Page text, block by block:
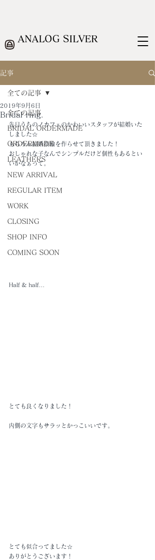
ANALOG SILVER
記事
全ての記事
BRIDAL ORDERMADE
ORDERMADE
LEATHERS
NEW ARRIVAL
REGULAR ITEM
WORK
CLOSING
SHOP INFO
COMING SOON
全ての記事
Bridal ring.
2019年9月6日
先日うちのノカフェのかわいいスタッフが結婚いた
しました☆
もちろん結婚指輪を作らせて頂きました！
おしゃれな子なんでシンプルだけど個性もあるとい
いかなぁって。
Half & half…
とても良くなりました！
内側の文字もサラッとかっこいいです。
とても似合ってました☆
ありがとうございます！